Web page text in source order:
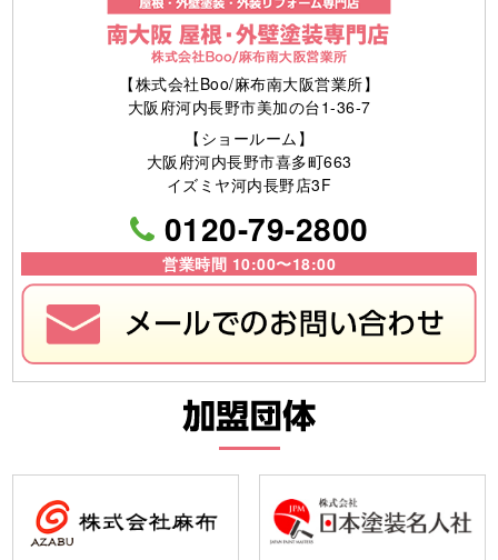
【株式会社Boo/麻布南大阪営業所】
大阪府河内長野市美加の台1-36-7
【ショールーム】
大阪府河内長野市喜多町663
イズミヤ河内長野店3F
0120-79-2800
営業時間 10:00〜18:00